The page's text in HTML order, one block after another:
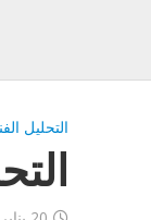
التحليل